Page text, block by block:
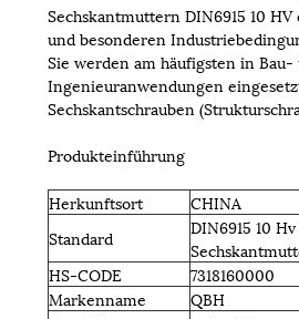
Sechskantmuttern DIN6915 10
und besonderen
Sie werden am häufigsten in Bau-
Ingenieuranwendungen
Sechskantschrauben
Produkteinführung
Herkunftsort
CHINA
Standard
DIN6915 10
HS-CODE
7318160000
Markenname
QBH